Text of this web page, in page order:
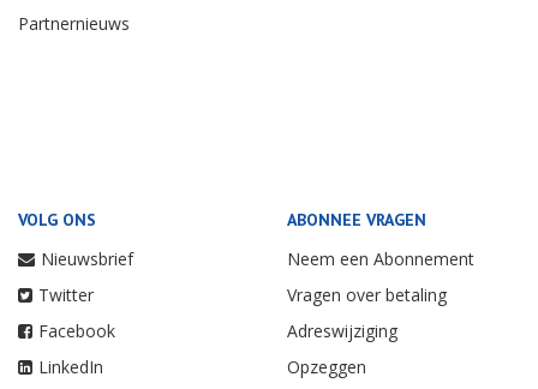
Partnernieuws
VOLG ONS
Nieuwsbrief
Twitter
Facebook
LinkedIn
ABONNEE VRAGEN
Neem een Abonnement
Vragen over betaling
Adreswijziging
Opzeggen